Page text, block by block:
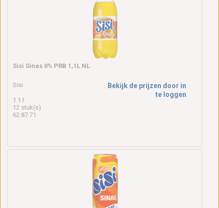
Sisi Sinas 0% PRB 1,1L NL
Sisi
1.1 l
12 stuk(s)
62.87.71
Bekijk de prijzen door in
te loggen